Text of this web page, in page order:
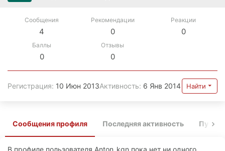
Сообщения
4
Рекомендации
0
Реакции
0
Баллы
0
Отзывы
0
Регистрация 10 Июн 2013Активность 6 Янв 2014 Найти
Сообщения профиля Последняя активность
В профиле пользователя Anton_kgn пока нет ни одного